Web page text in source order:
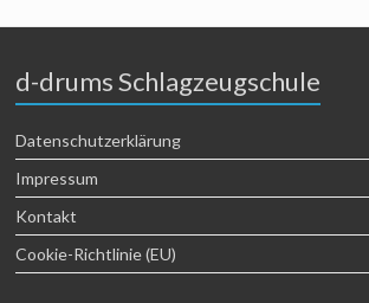
d-drums Schlagzeugschule
Datenschutzerklärung
Impressum
Kontakt
Cookie-Richtlinie (EU)